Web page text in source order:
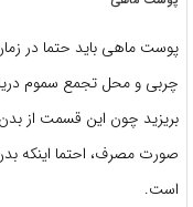
پوست ماهی باید حتما در
چربی و محل تجمع سموم
بریزید چون این قسمت از
صورت مصرف، احتما اینکه
است.